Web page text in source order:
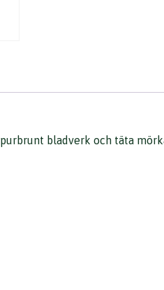
bladverk och täta